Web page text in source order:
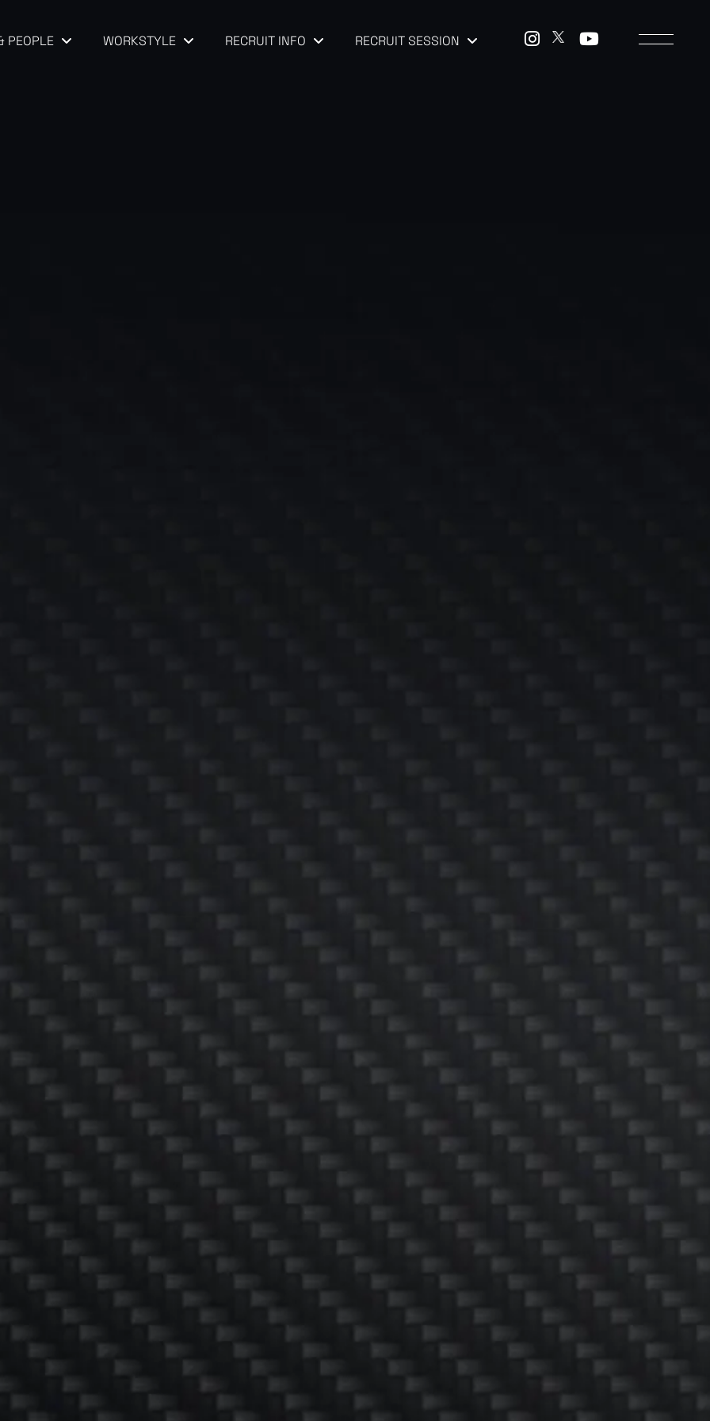
PEOPLE WORKSTYLE RECRUIT INFO RECRUIT SESSION